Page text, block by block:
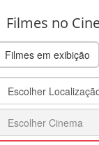
Filmes no
Filmes em exibição